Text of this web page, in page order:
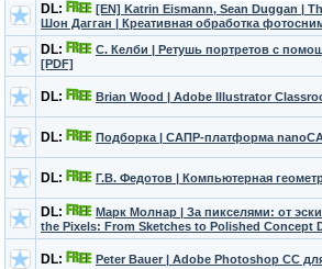
DL:
[EN] Katrin Eismann, Sean Duggan |
Шон Дагган | Креативная обработка
DL:
С. Келби | Ретушь портретов с
[PDF]
DL: Brian Wood | Adobe Illustrator
DL: Подборка | САПР-платформа
DL: Г.В. Федотов | Компьютерная
DL:
Марк Молнар | За пикселями: от
the Pixels: From Sketches to Polished Concept
DL: Peter Bauer | Adobe Photoshop CC